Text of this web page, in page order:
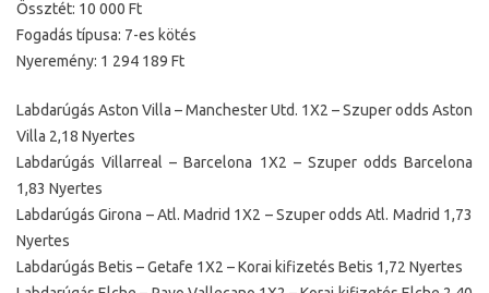
Össztét: 10 000 Ft
Fogadás típusa: 7-es kötés
Nyeremény: 1 294 189 Ft
Labdarúgás Aston Villa – Manchester Utd. 1X2 – Szuper odds Aston
Villa 2,18 Nyertes
Labdarúgás Villarreal – Barcelona 1X2 – Szuper odds Barcelona
1,83 Nyertes
Labdarúgás Girona – Atl. Madrid 1X2 – Szuper odds Atl. Madrid 1,73
Nyertes
Labdarúgás Betis – Getafe 1X2 – Korai kifizetés Betis 1,72 Nyertes